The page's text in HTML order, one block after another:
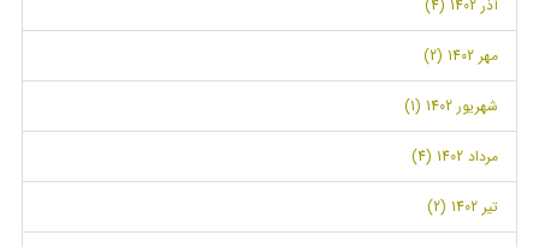
آذر 1402 (4)
مهر 1402 (2)
شهریور 1402 (1)
مرداد 1402 (4)
تیر 1402 (2)